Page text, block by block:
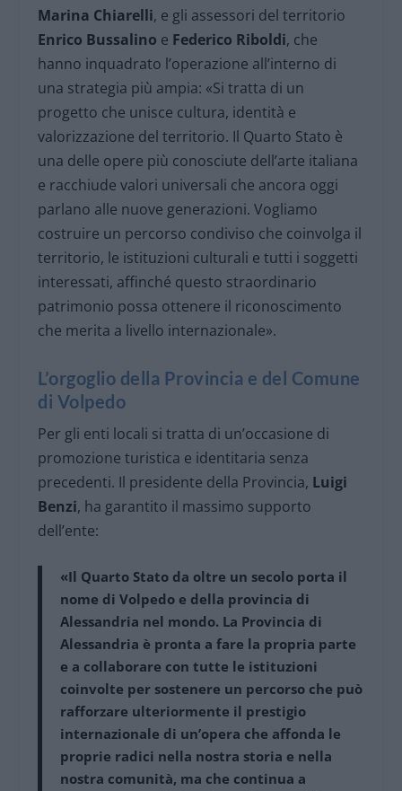
Marina Chiarelli, e gli assessori del territorio
Enrico Bussalino e Federico Riboldi, che
hanno inquadrato l’operazione all’interno di
una strategia più ampia: «Si tratta di un
progetto che unisce cultura, identità e
valorizzazione del territorio. Il Quarto Stato è
una delle opere più conosciute dell’arte italiana
e racchiude valori universali che ancora oggi
parlano alle nuove generazioni. Vogliamo
costruire un percorso condiviso che coinvolga il
territorio, le istituzioni culturali e tutti i soggetti
interessati, affinché questo straordinario
patrimonio possa ottenere il riconoscimento
che merita a livello internazionale».
L’orgoglio della Provincia e del Comune
di Volpedo
Per gli enti locali si tratta di un’occasione di
promozione turistica e identitaria senza
precedenti. Il presidente della Provincia, Luigi
Benzi, ha garantito il massimo supporto
dell’ente:
«Il Quarto Stato da oltre un secolo porta il
nome di Volpedo e della provincia di
Alessandria nel mondo. La Provincia di
Alessandria è pronta a fare la propria parte
e a collaborare con tutte le istituzioni
coinvolte per sostenere un percorso che può
rafforzare ulteriormente il prestigio
internazionale di un’opera che affonda le
proprie radici nella nostra storia e nella
nostra comunità, ma che continua a